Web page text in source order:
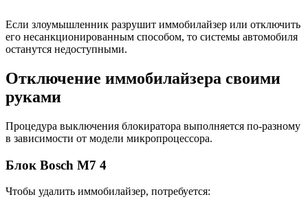
Если злоумышленник разрушит иммобилайзер или отключить
его несанкционированным способом, то системы автомобиля
останутся недоступными.
Отключение иммобилайзера своими
руками
Процедура выключения блокиратора выполняется по-разному
в зависимости от модели микропроцессора.
Блок Bosch М7 4
Чтобы удалить иммобилайзер, потребуется: